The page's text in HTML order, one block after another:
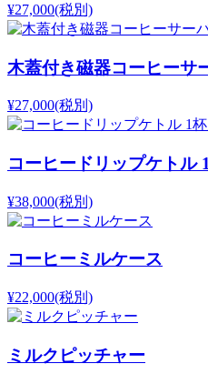
¥27,000(税別)
木蓋付き磁器コーヒーサ
¥27,000(税別)
コーヒードリップケトル
¥38,000(税別)
コーヒーミルケース
¥22,000(税別)
ミルクピッチャー